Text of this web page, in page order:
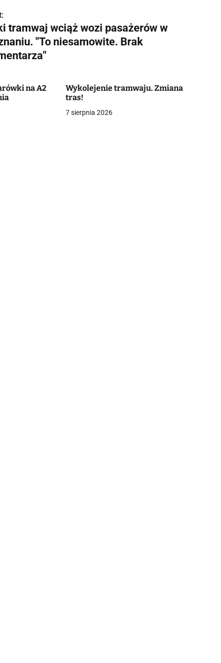
tramwaj wciąż wozi pasażerów w
"To niesamowite. Brak
na A2
Wykolejenie tramwaju. Zmiana
tras!
7 sierpnia 2026